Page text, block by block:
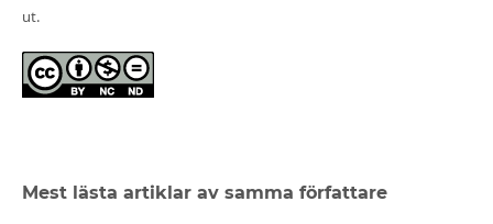
ut.
Mest lästa artiklar av samma författare